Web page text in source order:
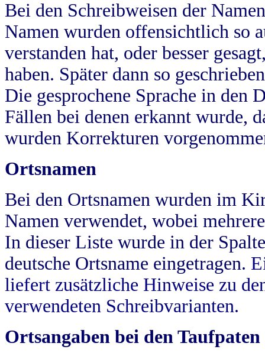
Bei den Schreibweisen der
Namen wurden offensichtlich so
verstanden hat, oder besser
haben. Später dann so
Die gesprochene Sprache in
Fällen bei denen erkannt wurde,
wurden Korrekturen
Ortsnamen
Bei den Ortsnamen wurden im
Namen verwendet, wobei
In dieser Liste wurde in der
deutsche Ortsname eingetragen.
liefert zusätzliche Hinweise zu
verwendeten Schreibvarianten.
Ortsangaben bei den Taufpaten